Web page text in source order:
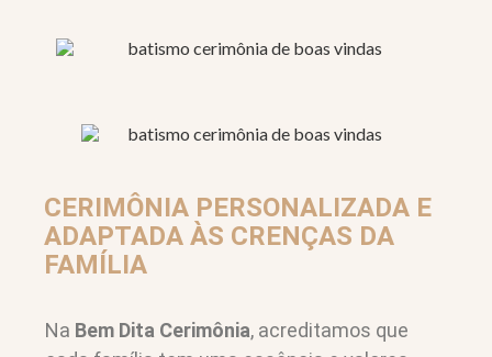
CERIMÔNIA PERSONALIZADA E
ADAPTADA ÀS CRENÇAS DA
FAMÍLIA
Na Bem Dita Cerimônia, acreditamos que